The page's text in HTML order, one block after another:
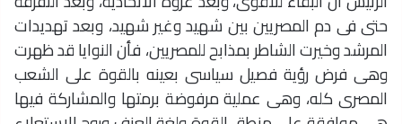
حتى فى دم المصريين بين شهيد وغير شهيد، وبعد تهديدات
المرشد وخيرت الشاطر بمذابح للمصريين، فأن النوايا قد ظهرت
وهى فرض رؤية فصيل سياسى بعينه بالقوة على الشعب
المصرى كله، وهى عملية مرفوضة برمتها والمشاركة فيها